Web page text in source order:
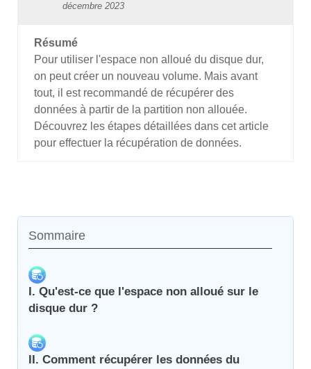
décembre 2023
Résumé
Pour utiliser l'espace non alloué du disque dur,
on peut créer un nouveau volume. Mais avant
tout, il est recommandé de récupérer des
données à partir de la partition non allouée.
Découvrez les étapes détaillées dans cet article
pour effectuer la récupération de données.
Sommaire
I. Qu'est-ce que l'espace non alloué sur le
disque dur ?
II. Comment récupérer les données du